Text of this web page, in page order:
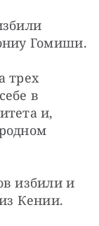
Гомиши.
трех
в
и,
избили и
Кении.